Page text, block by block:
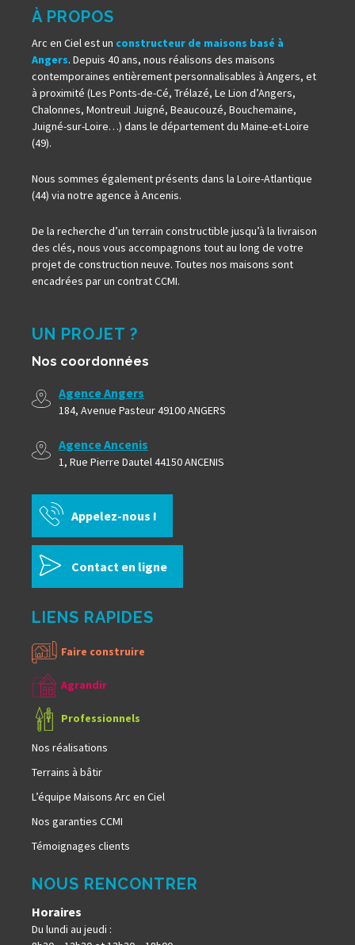
À PROPOS
Arc en Ciel est un constructeur de maisons basé à
Angers. Depuis 40 ans, nous réalisons des maisons
contemporaines entièrement personnalisables à Angers, et
à proximité (Les Ponts-de-Cé, Trélazé, Le Lion d’Angers,
Chalonnes, Montreuil Juigné, Beaucouzé, Bouchemaine,
Juigné-sur-Loire…) dans le département du Maine-et-Loire
(49).
Nous sommes également présents dans la Loire-Atlantique
(44) via notre agence à Ancenis.
De la recherche d’un terrain constructible jusqu’à la livraison
des clés, nous vous accompagnons tout au long de votre
projet de construction neuve. Toutes nos maisons sont
encadrées par un contrat CCMI.
UN PROJET ?
Nos coordonnées
Agence Angers
184, Avenue Pasteur 49100 ANGERS
Agence Ancenis
1, Rue Pierre Dautel 44150 ANCENIS
Appelez-nous !
Contact en ligne
LIENS RAPIDES
Faire construire
Agrandir
Professionnels
Nos réalisations
Terrains à bâtir
L’équipe Maisons Arc en Ciel
Nos garanties CCMI
Témoignages clients
NOUS RENCONTRER
Horaires
Du lundi au jeudi :